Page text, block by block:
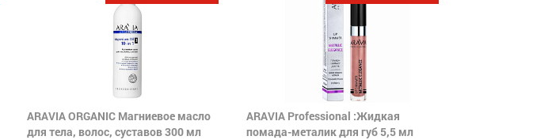
ARAVIA ORGANIC Магниевое масло
для тела, волос, суставов 300 мл
ARAVIA Professional :Жидкая
помада-металик для губ 5,5 мл